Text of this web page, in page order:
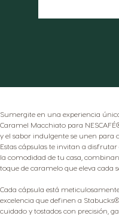
Sumergite en una experiencia
Caramel Macchiato para
y el sabor indulgente se unen para
Estas cápsulas te invitan a
la comodidad de tu casa,
toque de caramelo que eleva cada
Cada cápsula está
excelencia que definen a
cuidado y tostados con precisión,